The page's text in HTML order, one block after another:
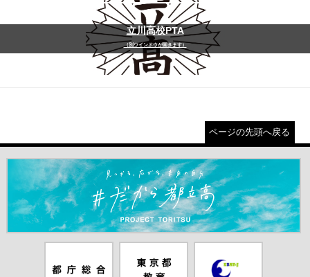
立川高校PTA
（別ウインドウが開きます）
ページの先頭へ戻る
＃だから都立高（別ウインドウが開きます）
ムページ（別
員会（別ウイ
ピーキングテ